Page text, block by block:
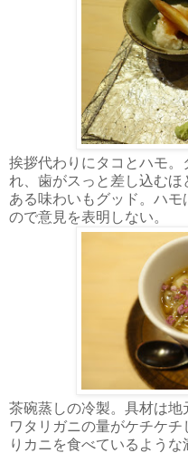
挨拶代わりにタコとハモ。
れ、歯がスっと差し込む
ある味わいもグッド。ハ
ので意見を表明しない。
茶碗蒸しの冷製。具材は地
ワタリガニの量がケチケ
りカニを食べているよう